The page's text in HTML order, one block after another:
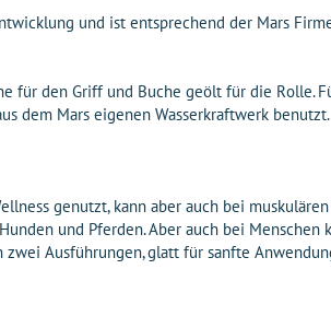
und ist entsprechend der Mars
für den Griff und Buche geölt für die Rolle.
dem Mars eigenen Wasserkraftwerk benutzt.
genutzt, kann aber auch bei
und Pferden. Aber auch bei Menschen
Ausführungen, glatt für sanfte